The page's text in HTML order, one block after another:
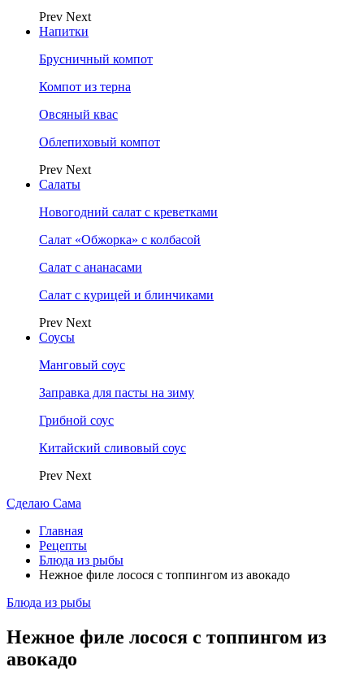
Prev Next
Напитки
Брусничный компот
Компот из терна
Овсяный квас
Облепиховый компот
Prev Next
Салаты
Новогодний салат с креветками
Салат «Обжорка» с колбасой
Салат с ананасами
Салат с курицей и блинчиками
Prev Next
Соусы
Манговый соус
Заправка для пасты на зиму
Грибной соус
Китайский сливовый соус
Prev Next
Сделаю Сама
Главная
Рецепты
Блюда из рыбы
Нежное филе лосося с топпингом из авокадо
Блюда из рыбы
Нежное филе лосося с топпингом из
авокадо